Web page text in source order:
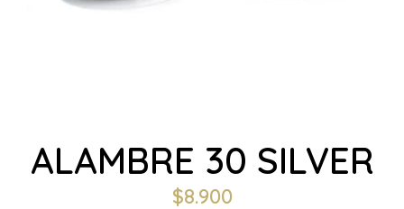
ALAMBRE 30 SILVER
$8.900